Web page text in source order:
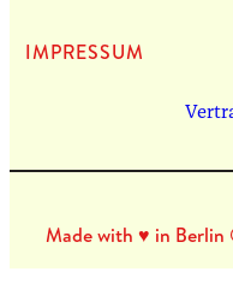
IMPRES­SUM
Made with ♥ in Berlin